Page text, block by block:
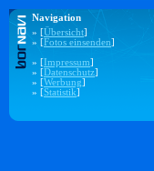
Navigation
» [Übersicht]
» [Fotos einsenden]
» [Impressum]
» [Datenschutz]
» [Werbung]
» [Statistik]